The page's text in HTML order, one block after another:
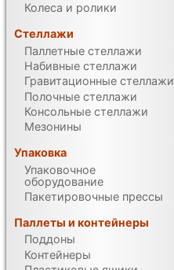
Колеса и ролики
Стеллажи
Паллетные стеллажи
Набивные стеллажи
Гравитационные стеллажи
Полочные стеллажи
Консольные стеллажи
Мезонины
Упаковка
Упаковочное
оборудование
Пакетировочные прессы
Паллеты и контейнеры
Поддоны
Контейнеры